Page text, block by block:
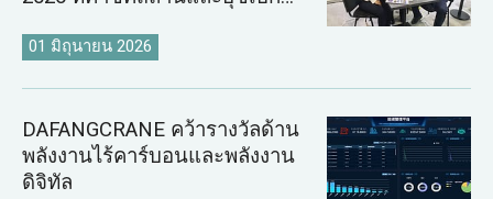
01 มิถุนายน 2026
DAFANGCRANE คว้ารางวัลด้าน
พลังงานไร้คาร์บอนและพลังงาน
ดิจิทัล